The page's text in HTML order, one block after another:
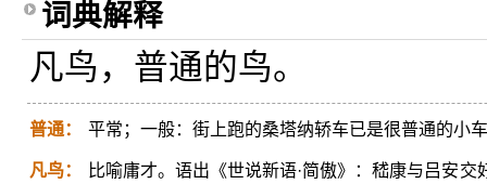
词典解释
凡鸟，普通的鸟。
普通： 平常；一般：街上跑的桑塔纳轿车已是很普通的小
凡鸟：
比喻庸才。语出《世说新语·简傲》：嵇康与吕安